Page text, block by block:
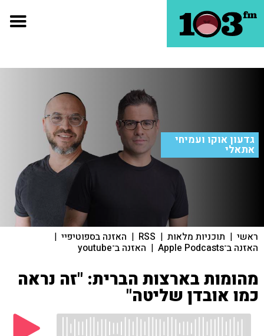
גדעון אוקו ועמיחי
אתאלי
ראשי | תוכניות מלאות |
RSS
| האזנה בספוטיפיי |
האזנה ב־Apple Podcasts | האזנה ב־youtube
מהומות בארצות הברית: "זה נראה
כמו אובדן שליטה"